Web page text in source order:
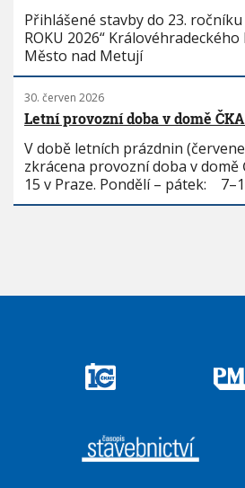
Přihlášené stavby do 23. ročníku
ROKU 2026“
Město nad Metují
30. červen 2026
Letní provozní doba v domě
V době letních prázdnin
zkrácena provozní doba v domě
15 v Praze. Pondělí – pátek: